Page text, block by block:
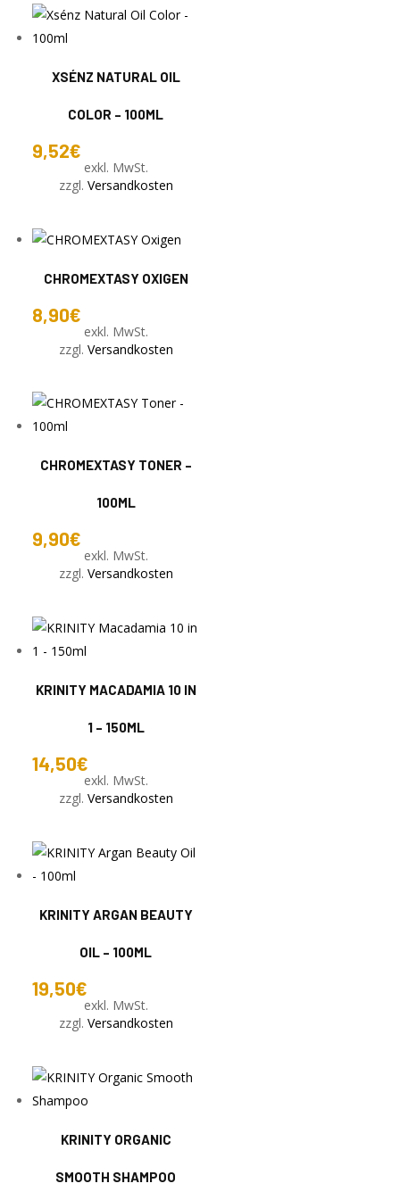
XSÉNZ NATURAL OIL
COLOR – 100ML
9,52€
exkl. MwSt.
zzgl. Versandkosten
CHROMEXTASY OXIGEN
8,90€
exkl. MwSt.
zzgl. Versandkosten
CHROMEXTASY TONER –
100ML
9,90€
exkl. MwSt.
zzgl. Versandkosten
KRINITY MACADAMIA 10 IN
1 – 150ML
14,50€
exkl. MwSt.
zzgl. Versandkosten
KRINITY ARGAN BEAUTY
OIL – 100ML
19,50€
exkl. MwSt.
zzgl. Versandkosten
KRINITY ORGANIC
SMOOTH SHAMPOO